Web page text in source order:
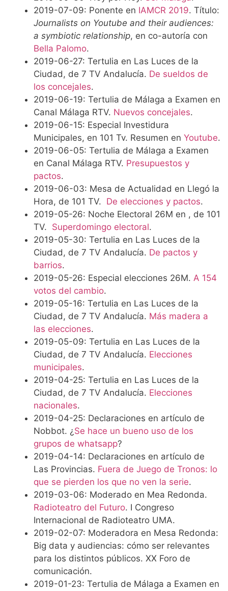
2019-07-09: Ponente en IAMCR 2019. Título:
Journalists on Youtube and their audiences:
a symbiotic relationship, en co-autoría con
Bella Palomo.
2019-06-27: Tertulia en Las Luces de la
Ciudad, de 7 TV Andalucía. De sueldos de
los concejales.
2019-06-19: Tertulia de Málaga a Examen en
Canal Málaga RTV. Nuevos concejales.
2019-06-15: Especial Investidura
Municipales, en 101 Tv. Resumen en Youtube.
2019-06-05: Tertulia de Málaga a Examen
en Canal Málaga RTV. Presupuestos y
pactos.
2019-06-03: Mesa de Actualidad en Llegó la
Hora, de 101 TV. De elecciones y pactos.
2019-05-26: Noche Electoral 26M en , de 101
TV. Superdomingo electoral.
2019-05-30: Tertulia en Las Luces de la
Ciudad, de 7 TV Andalucía. De pactos y
barrios.
2019-05-26: Especial elecciones 26M. A 154
votos del cambio.
2019-05-16: Tertulia en Las Luces de la
Ciudad, de 7 TV Andalucía. Más madera a
las elecciones.
2019-05-09: Tertulia en Las Luces de la
Ciudad, de 7 TV Andalucía. Elecciones
municipales.
2019-04-25: Tertulia en Las Luces de la
Ciudad, de 7 TV Andalucía. Elecciones
nacionales.
2019-04-25: Declaraciones en artículo de
Nobbot. ¿ Se hace un bueno uso de los
grupos de whatsapp?
2019-04-14: Declaraciones en artículo de
Las Provincias. Fuera de Juego de Tronos: lo
que se pierden los que no ven la serie.
2019-03-06: Moderado en Mea Redonda.
Radioteatro del Futuro. I Congreso
Internacional de Radioteatro UMA.
2019-02-07: Moderadora en Mesa Redonda:
Big data y audiencias: cómo ser relevantes
para los distintos públicos. XX Foro de
comunicación.
2019-01-23: Tertulia de Málaga a Examen en